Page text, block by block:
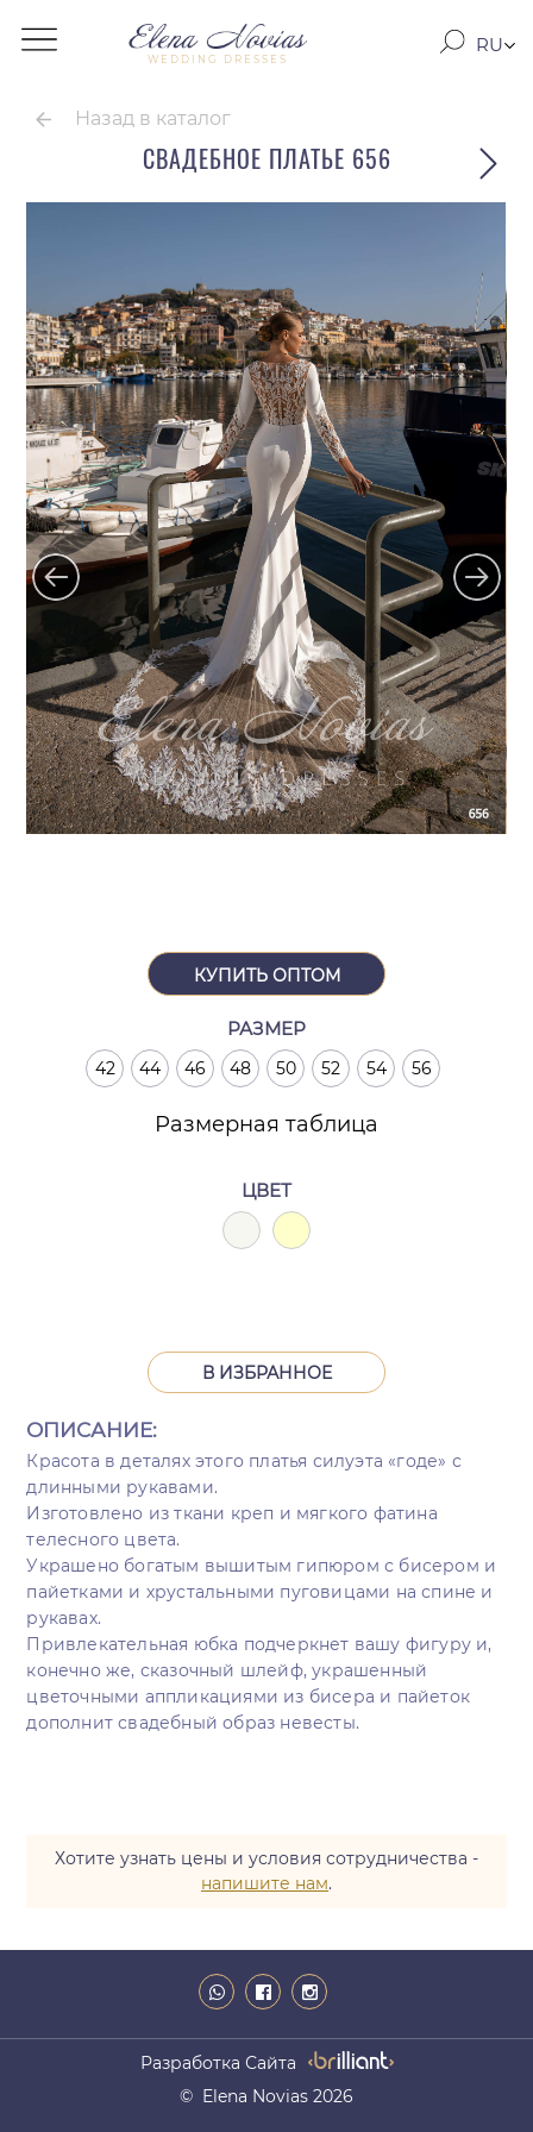
WEDDING DRESSES
RU
Назад в каталог
СВАДЕБНОЕ ПЛАТЬЕ 656
КУПИТЬ ОПТОМ
РАЗМЕР
42 44 46 48 50 52 54 56
Размерная таблица
ЦВЕТ
В ИЗБРАННОЕ
ОПИСАНИЕ:
Красота в деталях этого платья силуэта «годе» с
длинными рукавами.
Изготовлено из ткани креп и мягкого фатина
телесного цвета.
Украшено богатым вышитым гипюром с бисером и
пайетками и хрустальными пуговицами на спине и
рукавах.
Привлекательная юбка подчеркнет вашу фигуру и,
конечно же, сказочный шлейф, украшенный
цветочными аппликациями из бисера и пайеток
дополнит свадебный образ невесты.
Хотите узнать цены и условия сотрудничества -
напишите нам.
Разработка Сайта
© Elena Novias 2026